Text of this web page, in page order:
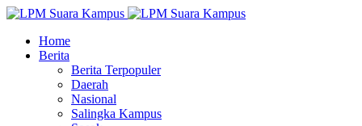
Home
Berita
Berita Terpopuler
Daerah
Nasional
Salingka Kampus